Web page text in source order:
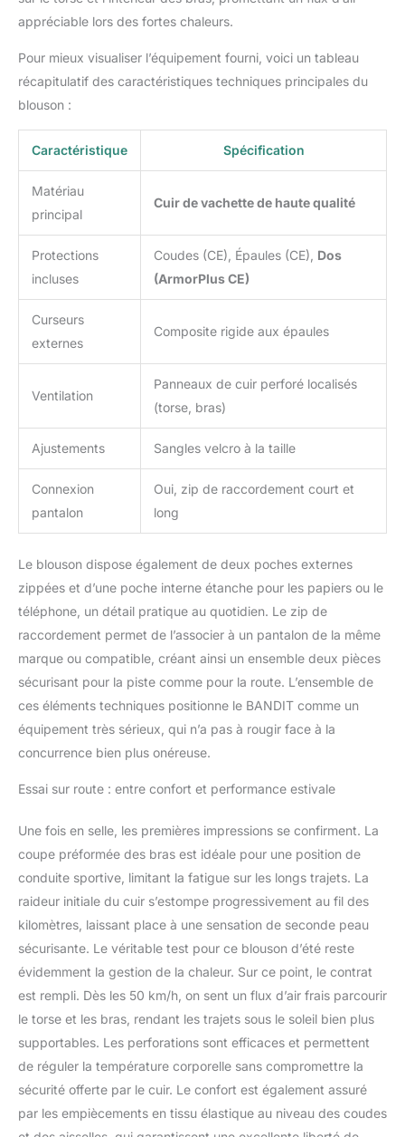
appréciable lors des fortes chaleurs.
Pour mieux visualiser l’équipement fourni, voici un tableau
récapitulatif des caractéristiques techniques principales du
blouson :
Caractéristique Spécification
Matériau
principal
Cuir de vachette de haute qualité
Protections
incluses
Coudes (CE), Épaules (CE), Dos
(ArmorPlus CE)
Curseurs
externes
Composite rigide aux épaules
Ventilation
Panneaux de cuir perforé localisés
(torse, bras)
Ajustements Sangles velcro à la taille
Connexion
pantalon
Oui, zip de raccordement court et
long
Le blouson dispose également de deux poches externes
zippées et d’une poche interne étanche pour les papiers ou le
téléphone, un détail pratique au quotidien. Le zip de
raccordement permet de l’associer à un pantalon de la même
marque ou compatible, créant ainsi un ensemble deux pièces
sécurisant pour la piste comme pour la route. L’ensemble de
ces éléments techniques positionne le BANDIT comme un
équipement très sérieux, qui n’a pas à rougir face à la
concurrence bien plus onéreuse.
Essai sur route : entre confort et performance estivale
Une fois en selle, les premières impressions se confirment. La
coupe préformée des bras est idéale pour une position de
conduite sportive, limitant la fatigue sur les longs trajets. La
raideur initiale du cuir s’estompe progressivement au fil des
kilomètres, laissant place à une sensation de seconde peau
sécurisante. Le véritable test pour ce blouson d’été reste
évidemment la gestion de la chaleur. Sur ce point, le contrat
est rempli. Dès les 50 km/h, on sent un flux d’air frais parcourir
le torse et les bras, rendant les trajets sous le soleil bien plus
supportables. Les perforations sont efficaces et permettent
de réguler la température corporelle sans compromettre la
sécurité offerte par le cuir. Le confort est également assuré
par les empiècements en tissu élastique au niveau des coudes